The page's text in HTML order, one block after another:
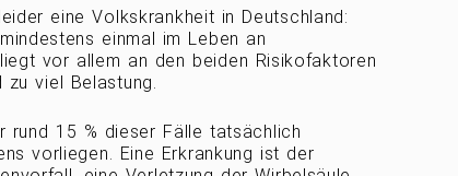
eine Volkskrankheit in Deutschland:
einmal im Leben an
vor allem an den beiden Risikofaktoren
zu viel Belastung.
rund 15 % dieser Fälle tatsächlich
vorliegen. Eine Erkrankung ist der